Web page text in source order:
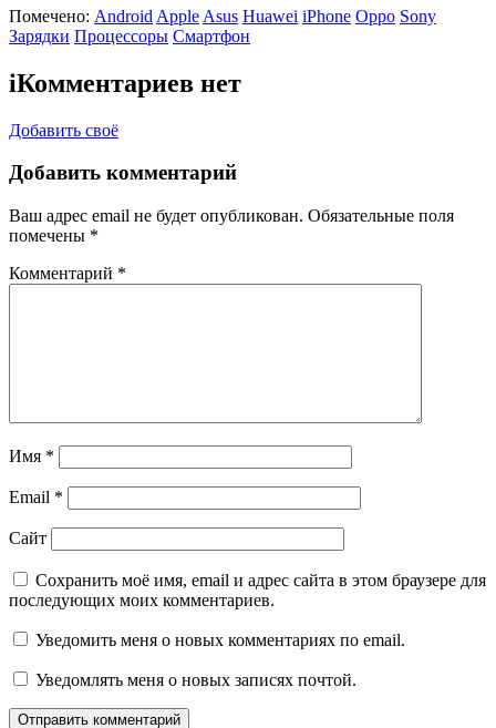
Помечено: Android Apple Asus Huawei iPhone Oppo Sony
Зарядки Процессоры Смартфон
iКомментариев нет
Добавить своё
Добавить комментарий
Ваш адрес email не будет опубликован. Обязательные поля
помечены *
Комментарий *
Имя *
Email *
Сайт
Сохранить моё имя, email и адрес сайта в этом браузере для
последующих моих комментариев.
Уведомить меня о новых комментариях по email.
Уведомлять меня о новых записях почтой.